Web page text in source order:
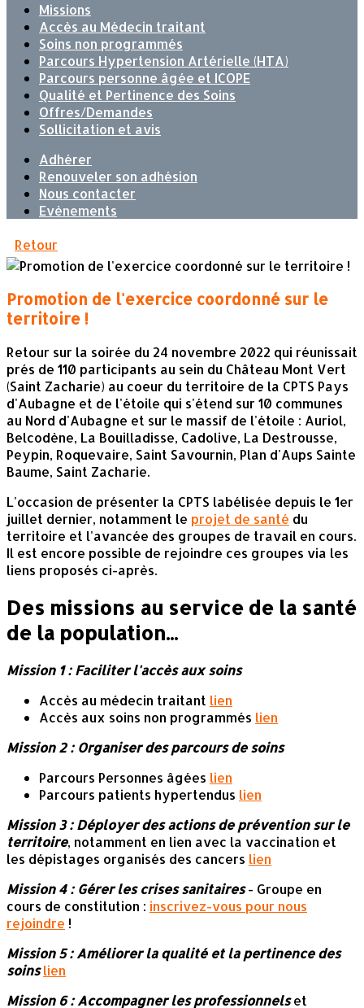
Missions
Accès au Médecin traitant
Soins non programmés
Parcours Hypertension Artérielle (HTA)
Parcours personne âgée et ICOPE
Qualité et Pertinence des Soins
Offres/Demandes
Sollicitation et avis
Adhérer
Renouveler son adhésion
Nous contacter
Evènements
Retour
Promotion de l'exercice coordonné sur le
territoire !
Retour sur la soirée du 24 novembre 2022 qui réunissait
prés de 110 participants au sein du Château Mont Vert
(Saint Zacharie) au coeur du territoire de la CPTS Pays
d'Aubagne et de l'étoile qui s'étend sur 10 communes
au Nord d'Aubagne et sur le massif de l'étoile : Auriol,
Belcodène, La Bouilladisse, Cadolive, La Destrousse,
Peypin, Roquevaire, Saint Savournin, Plan d'Aups Sainte
Baume, Saint Zacharie.
L'occasion de présenter la CPTS labélisée depuis le 1er
juillet dernier, notamment le projet de santé du
territoire et l'avancée des groupes de travail en cours.
Il est encore possible de rejoindre ces groupes via les
liens proposés ci-après.
Des missions au service de la santé
de la population...
Mission 1 : Faciliter l'accès aux soins
Accès au médecin traitant lien
Accès aux soins non programmés lien
Mission 2 : Organiser des parcours de soins
Parcours Personnes âgées lien
Parcours patients hypertendus lien
Mission 3 : Déployer des actions de prévention sur le
territoire, notamment en lien avec la vaccination et
les dépistages organisés des cancers lien
Mission 4 : Gérer les crises sanitaires- Groupe en
cours de constitution : inscrivez-vous pour nous
rejoindre !
Mission 5 : Améliorer la qualité et la pertinence des
soins lien
Mission 6 : Accompagner les professionnelset